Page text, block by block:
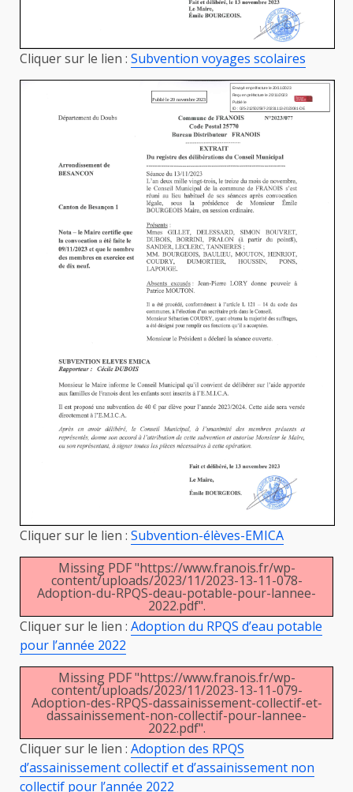
Cliquer sur le lien : Subvention voyages scolaires
Cliquer sur le lien : Subvention-élèves-EMICA
Missing PDF "https://www.franois.fr/wp-
content/uploads/2023/11/2023-13-11-078-
Adoption-du-RPQS-deau-potable-pour-lannee-
2022.pdf".
Cliquer sur le lien : Adoption du RPQS d’eau potable
pour l’année 2022
Missing PDF "https://www.franois.fr/wp-
content/uploads/2023/11/2023-13-11-079-
Adoption-des-RPQS-dassainissement-collectif-et-
dassainissement-non-collectif-pour-lannee-
2022.pdf".
Cliquer sur le lien : Adoption des RPQS
d’assainissement collectif et d’assainissement non
collectif pour l’année 2022